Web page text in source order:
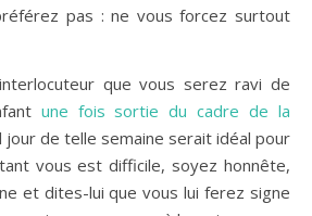
pas : ne vous forcez surtout
que vous serez ravi de
une fois sortie du cadre de la
jour de telle semaine serait idéal pour
vous est difficile, soyez honnête,
et dites-lui que vous lui ferez signe